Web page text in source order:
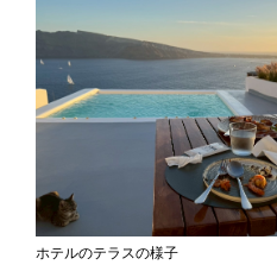
ホテルのテラスの様子